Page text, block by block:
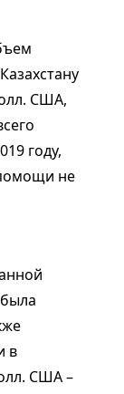
США,
году,
не
в
США –